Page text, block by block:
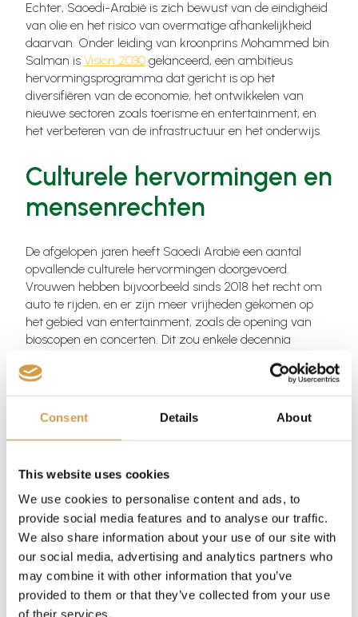
Consent Details About
This website uses cookies
We use cookies to personalise content and ads, to
provide social media features and to analyse our traffic.
We also share information about your use of our site with
our social media, advertising and analytics partners who
may combine it with other information that you’ve
provided to them or that they’ve collected from your use
of their services.
Echter, Saoedi-Arabië is zich bewust van de eindigheid
van olie en het risico van overmatige afhankelijkheid
daarvan. Onder leiding van kroonprins Mohammed bin
Salman is Vision 2030 gelanceerd, een ambitieus
hervormingsprogramma dat gericht is op het
diversifiëren van de economie, het ontwikkelen van
nieuwe sectoren zoals toerisme en entertainment, en
het verbeteren van de infrastructuur en het onderwijs.
Culturele hervormingen en
mensenrechten
De afgelopen jaren heeft Saoedi Arabië een aantal
opvallende culturele hervormingen doorgevoerd.
Vrouwen hebben bijvoorbeeld sinds 2018 het recht om
auto te rijden, en er zijn meer vrijheden gekomen op
het gebied van entertainment, zoals de opening van
bioscopen en concerten. Dit zou enkele decennia
Saoedi Arabië.
betrekking tot mensenrechten. Vrijheid van
meningsuiting en persvrijheid zijn beperkt, en critici van
Internationale relaties en
invloed
Saoedi Arabië is een van de machtigste landen in de
Arabische wereld en speelt een sleutelrol in regionale en
internationale politiek. Het heeft nauwe banden met